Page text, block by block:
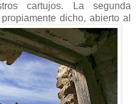
cartujos. La segunda
propiamente dicho, abierto al